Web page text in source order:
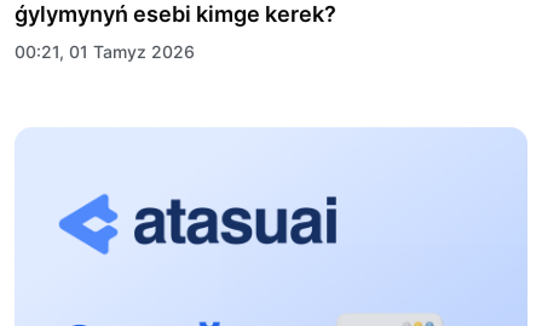
ǵylymynyń esebi kimge kerek?
00:21, 01 Tamyz 2026
«Zań kerýeni» jobasy: Abaı oblysynda quqyqtyq
17:31, 31 Shilde 2026